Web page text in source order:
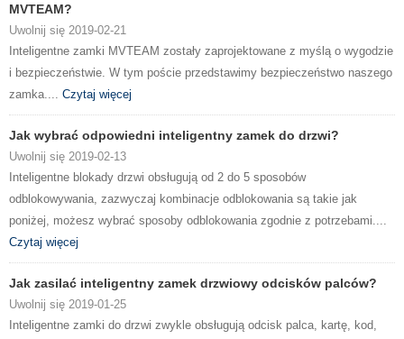
MVTEAM?
Uwolnij się 2019-02-21
Inteligentne zamki MVTEAM zostały zaprojektowane z myślą o wygodzie
i bezpieczeństwie. W tym poście przedstawimy bezpieczeństwo naszego
zamka.... Czytaj więcej
Jak wybrać odpowiedni inteligentny zamek do drzwi?
Uwolnij się 2019-02-13
Inteligentne blokady drzwi obsługują od 2 do 5 sposobów
odblokowywania, zazwyczaj kombinacje odblokowania są takie jak
poniżej, możesz wybrać sposoby odblokowania zgodnie z potrzebami....
Czytaj więcej
Jak zasilać inteligentny zamek drzwiowy odcisków palców?
Uwolnij się 2019-01-25
Inteligentne zamki do drzwi zwykle obsługują odcisk palca, kartę, kod,